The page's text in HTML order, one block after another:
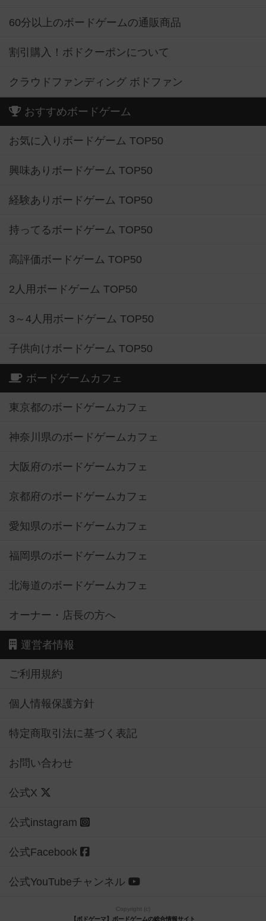
60分以上のボードゲームの通販商品
割引購入！ボドクーポンについて
クラウドファンディング ボドファン
おすすめボードゲーム
お気に入りボードゲーム TOP50
興味ありボードゲーム TOP50
経験ありボードゲーム TOP50
持ってるボードゲーム TOP50
高評価ボードゲーム TOP50
2人用ボードゲーム TOP50
3～4人用ボードゲーム TOP50
子供向けボードゲーム TOP50
ボードゲームカフェ
東京都のボードゲームカフェ
神奈川県のボードゲームカフェ
大阪府のボードゲームカフェ
京都府のボードゲームカフェ
愛知県のボードゲームカフェ
福岡県のボードゲームカフェ
北海道のボードゲームカフェ
オーナー・店長の方へ
運営者情報
ご利用規約
個人情報保護方針
特定商取引法に基づく表記
お問い合わせ
公式X
公式instagram
公式Facebook
公式YouTubeチャンネル
Copyright (c)
【ボドゲーマ】ボードゲームの総合情報サイト